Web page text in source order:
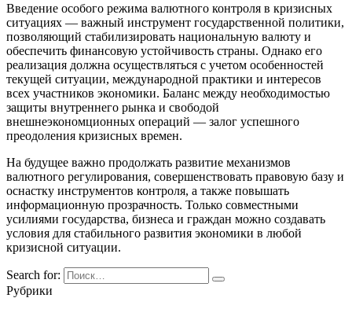
Введение особого режима валютного контроля в кризисных
ситуациях — важный инструмент государственной политики,
позволяющий стабилизировать национальную валюту и
обеспечить финансовую устойчивость страны. Однако его
реализация должна осуществляться с учетом особенностей
текущей ситуации, международной практики и интересов
всех участников экономики. Баланс между необходимостью
защиты внутреннего рынка и свободой
внешнеэкономционных операций — залог успешного
преодоления кризисных времен.
На будущее важно продолжать развитие механизмов
валютного регулирования, совершенствовать правовую базу и
оснастку инструментов контроля, а также повышать
информационную прозрачность. Только совместными
усилиями государства, бизнеса и граждан можно создавать
условия для стабильного развития экономики в любой
кризисной ситуации.
Search for:
Рубрики